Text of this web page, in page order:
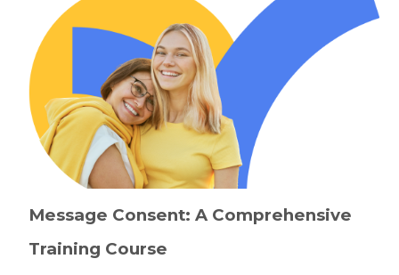
Message Consent: A Comprehensive
Training Course